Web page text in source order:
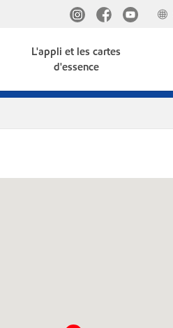
L'appli et les cartes
d'essence